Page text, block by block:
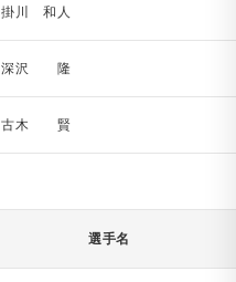
掛川 和人
深沢 隆
古木 賢
選手名